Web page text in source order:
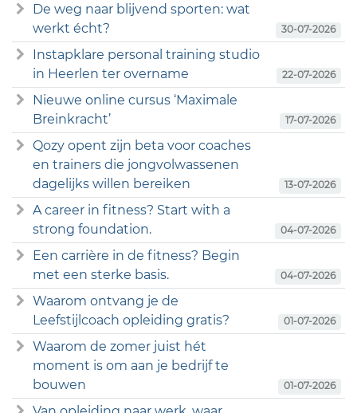
De weg naar blijvend sporten: wat
werkt écht?
30-07-2026
Instapklare personal training studio
in Heerlen ter overname
22-07-2026
Nieuwe online cursus ‘Maximale
Breinkracht’
17-07-2026
Qozy opent zijn beta voor coaches
en trainers die jongvolwassenen
dagelijks willen bereiken
13-07-2026
A career in fitness? Start with a
strong foundation.
04-07-2026
Een carrière in de fitness? Begin
met een sterke basis.
04-07-2026
Waarom ontvang je de
Leefstijlcoach opleiding gratis?
01-07-2026
Waarom de zomer juist hét
moment is om aan je bedrijf te
bouwen
01-07-2026